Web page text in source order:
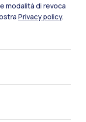
modalità di revoca
Privacy policy.